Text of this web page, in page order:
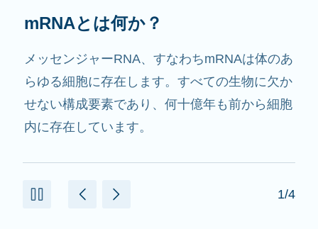
その役割は？
その名前が示すように、mRNAは情報を伝える
役割を果たします。細胞内で他の成分と相互作
用し、必要なたんぱく質を作るのを助けます。